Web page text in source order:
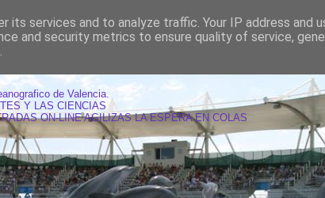
de Valencia.
Y LAS CIENCIAS
ON-LINE AGILIZAS LA ESPERA EN COLAS
its services and to analyze traffic. Your IP address and
and security metrics to ensure quality of service,